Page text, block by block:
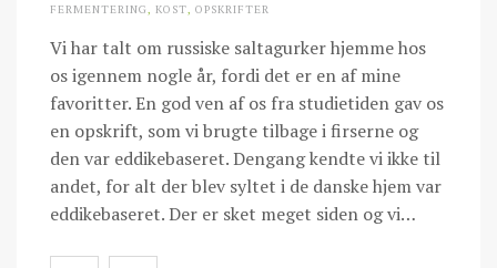
FERMENTERING, KOST, OPSKRIFTER
Vi har talt om russiske saltagurker hjemme hos
os igennem nogle år, fordi det er en af mine
favoritter. En god ven af os fra studietiden gav os
en opskrift, som vi brugte tilbage i firserne og
den var eddikebaseret. Dengang kendte vi ikke til
andet, for alt der blev syltet i de danske hjem var
eddikebaseret. Der er sket meget siden og vi…